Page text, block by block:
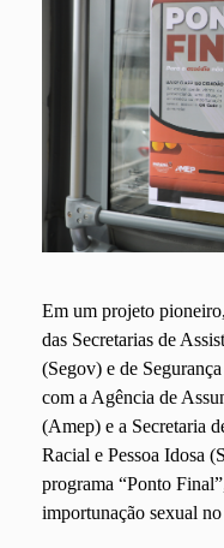
Em um projeto
das Secretarias de
(Segov) e de
com a Agência de
(Amep) e a Secretaria
Racial e Pessoa Idosa
programa “Ponto
importunação sexual